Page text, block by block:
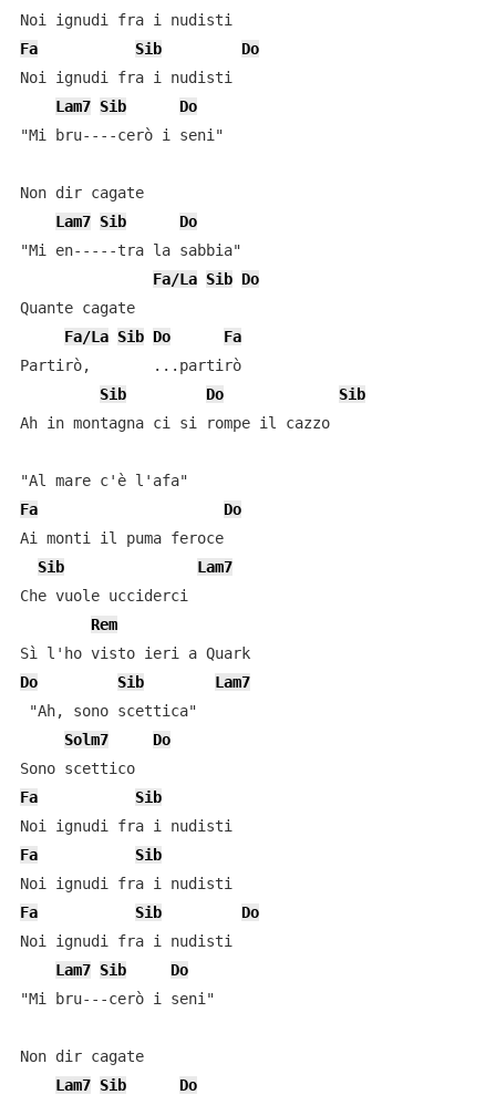
Fa
Sib
Do
Noi ignudi fra i nudisti
Lam7 Sib
Do
"Mi bru----cerò i seni"
Non dir cagate
Lam7 Sib
Do
"Mi en-----tra la sabbia"
Fa/La Sib Do
Quante cagate
Fa/La Sib Do
Fa
Partirò,       ...partirò
Sib
Do
Sib
Ah in montagna ci si rompe il cazzo
Fa
Do
Ai monti il puma feroce
Sib
Lam7
Che vuole ucciderci
Rem
Sì l'ho visto ieri a Quark
Do
Sib
Lam7
"Ah, sono scettica"
Solm7
Do
Sono scettico
Fa
Sib
Fa
Sib
Fa
Sib
Do
Noi ignudi fra i nudisti
Lam7 Sib
Do
"Mi bru---cerò i seni"
Non dir cagate
Lam7 Sib
Do